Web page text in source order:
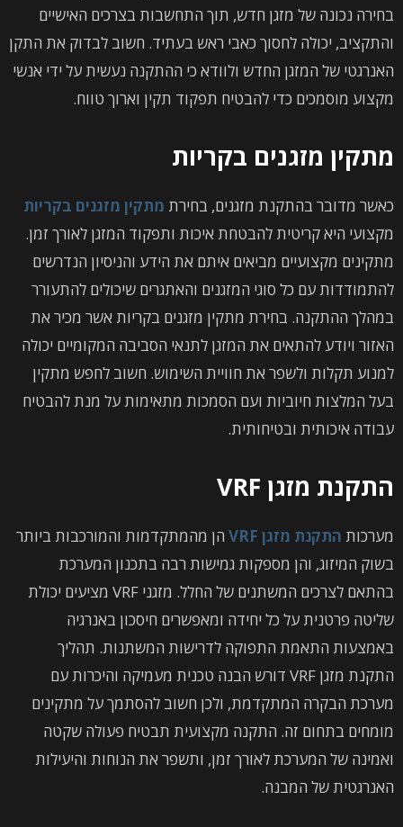
בחירה נכונה של מזגן חדש, תוך התחשבות בצרכים האישיים
והתקציב, יכולה לחסוך כאבי ראש בעתיד. חשוב לבדוק את התקן
האנרגטי של המזגן החדש ולוודא כי ההתקנה נעשית על ידי אנשי
מקצוע מוסמכים כדי להבטיח תפקוד תקין וארוך טווח.
מתקין מזגנים בקריות
כאשר מדובר בהתקנת מזגנים, בחירת מתקין מזגנים בקריות
מקצועי היא קריטית להבטחת איכות ותפקוד המזגן לאורך זמן.
מתקינים מקצועיים מביאים איתם את הידע והניסיון הנדרשים
להתמודדות עם כל סוגי המזגנים והאתגרים שיכולים להתעורר
במהלך ההתקנה. בחירת מתקין מזגנים בקריות אשר מכיר את
האזור ויודע להתאים את המזגן לתנאי הסביבה המקומיים יכולה
למנוע תקלות ולשפר את חוויית השימוש. חשוב לחפש מתקין
בעל המלצות חיוביות ועם הסמכות מתאימות על מנת להבטיח
עבודה איכותית ובטיחותית.
התקנת מזגן VRF
מערכות התקנת מזגן VRF
הן מהמתקדמות והמורכבות ביותר
בשוק המיזוג, והן מספקות גמישות רבה בתכנון המערכת
בהתאם לצרכים המשתנים של החלל. מזגני VRF מציעים יכולת
שליטה פרטנית על כל יחידה ומאפשרים חיסכון באנרגיה
באמצעות התאמת התפוקה לדרישות המשתנות. תהליך
התקנת מזגן VRF דורש הבנה טכנית מעמיקה והיכרות עם
מערכת הבקרה המתקדמת, ולכן חשוב להסתמך על מתקינים
מומחים בתחום זה. התקנה מקצועית תבטיח פעולה שקטה
ואמינה של המערכת לאורך זמן, ותשפר את הנוחות והיעילות
האנרגטית של המבנה.